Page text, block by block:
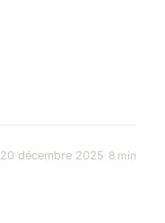
20 décembre 2025 8 min